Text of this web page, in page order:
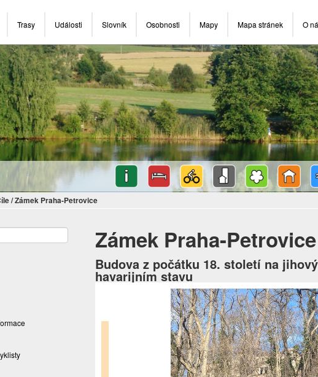
Trasy Události Slovník Osobnosti Mapy Mapa stránek O
/Zámek Praha-Petrovice
Zámek Praha-Petrovice
Budova z počátku 18. století na
havarijním stavu